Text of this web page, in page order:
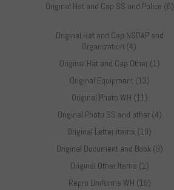
Original Hat and Cap SS and Police (6)
Original Hat and Cap NSDAP and
Organization (4)
Original Hat and Cap Other (1)
Original Equipment (13)
Original Photo WH (11)
Original Photo SS and other (4)
Original Letter items (19)
Original Document and Book (9)
Original Other Items (1)
Repro Uniforms WH (19)